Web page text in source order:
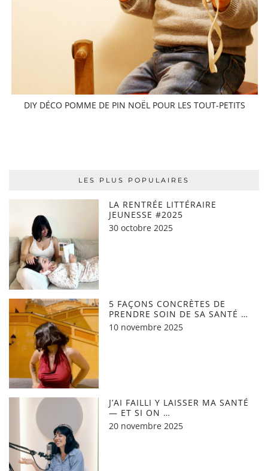
DIY DÉCO POMME DE PIN NOËL POUR LES TOUT-PETITS
LES PLUS POPULAIRES
LA RENTRÉE LITTÉRAIRE
JEUNESSE #2025
30 octobre 2025
5 FAÇONS CONCRÈTES DE
PRENDRE SOIN DE SA SANTÉ …
10 novembre 2025
J’AI FAILLI Y LAISSER MA SANTÉ
— ET SI ON …
20 novembre 2025